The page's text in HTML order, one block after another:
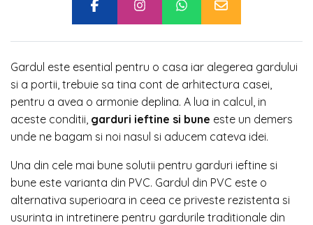
Gardul este esential pentru o casa iar alegerea gardului
si a portii, trebuie sa tina cont de arhitectura casei,
pentru a avea o armonie deplina. A lua in calcul, in
aceste conditii, garduri ieftine si bune este un demers
unde ne bagam si noi nasul si aducem cateva idei.
Una din cele mai bune solutii pentru garduri ieftine si
bune este varianta din PVC. Gardul din PVC este o
alternativa superioara in ceea ce priveste rezistenta si
usurinta in intretinere pentru gardurile traditionale din